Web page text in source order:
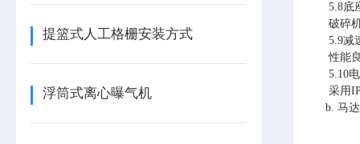
提篮式人工格栅安装方式
浮筒式离心曝气机
5.8底
破碎
5.9减
性能
5.10
采用
b. 马